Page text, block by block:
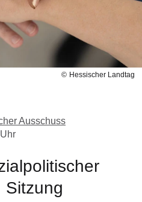
Hessischer Landtag
Ausschuss
Sitzung